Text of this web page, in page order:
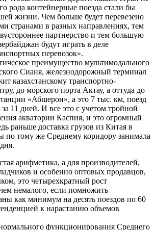
рода контейнерные поезда стали бы
жизни. Чем больше будет перевезено
странами в разных направлениях, тем
партнерство и тем большую
будут играть в деле
перевозок».
преимущество мультимодального
Сианя, железнодорожный терминал
казахстанскому транспортно-
до морского порта Актау, а оттуда до
«Абшерон», а это 7 тыс. км, поезд
11 дней. И все это с учетом тройной
акватории Каспия, и это огромный
раньше доставка грузов из Китая в
по тому же Среднему коридору занимала
арифметика, а для производителей,
и особенно оптовых продавцов,
это четырехкратный рост
немалого, если помножить
как минимум на десять поездов по 60
к нарастанию объемов
функционирования Среднего